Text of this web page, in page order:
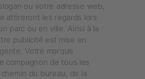
ou votre adresse web,
attireront les regards lors
parc ou en ville. Ainsi à la
publicité est mise en
Votre marque
compagnon de tous les
du bureau, de la